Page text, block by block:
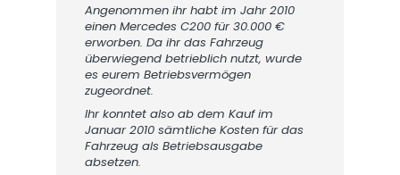
Angenommen ihr habt im Jahr 2010
einen Mercedes C200 für 30.000 €
erworben. Da ihr das Fahrzeug
überwiegend betrieblich nutzt, wurde
es eurem Betriebsvermögen
zugeordnet.
Ihr konntet also ab dem Kauf im
Januar 2010 sämtliche Kosten für das
Fahrzeug als Betriebsausgabe
absetzen.